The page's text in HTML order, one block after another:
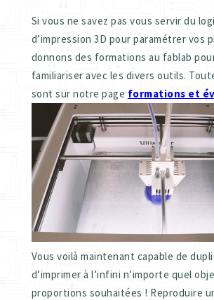
Si vous ne savez pas vous servir du
d’impression 3D pour paramétrer vos
donnons des formations au fablab
familiariser avec les divers outils.
sont sur notre page formations et
Vous voilà maintenant capable de
d’imprimer à l’infini n’importe quel
proportions souhaitées ! Reproduire